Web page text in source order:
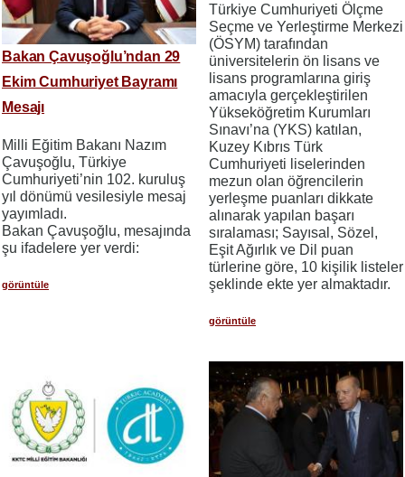
Bakan Çavuşoğlu’ndan 29
Ekim Cumhuriyet Bayramı
Mesajı
Milli Eğitim Bakanı Nazım
Çavuşoğlu, Türkiye
Cumhuriyeti’nin 102. kuruluş
yıl dönümü vesilesiyle mesaj
yayımladı.
Bakan Çavuşoğlu, mesajında
şu ifadelere yer verdi:
görüntüle
Türkiye Cumhuriyeti Ölçme
Seçme ve Yerleştirme Merkezi
(ÖSYM) tarafından
üniversitelerin ön lisans ve
lisans programlarına giriş
amacıyla gerçekleştirilen
Yükseköğretim Kurumları
Sınavı’na (YKS) katılan,
Kuzey Kıbrıs Türk
Cumhuriyeti liselerinden
mezun olan öğrencilerin
yerleşme puanları dikkate
alınarak yapılan başarı
sıralaması; Sayısal, Sözel,
Eşit Ağırlık ve Dil puan
türlerine göre, 10 kişilik listeler
şeklinde ekte yer almaktadır.
görüntüle